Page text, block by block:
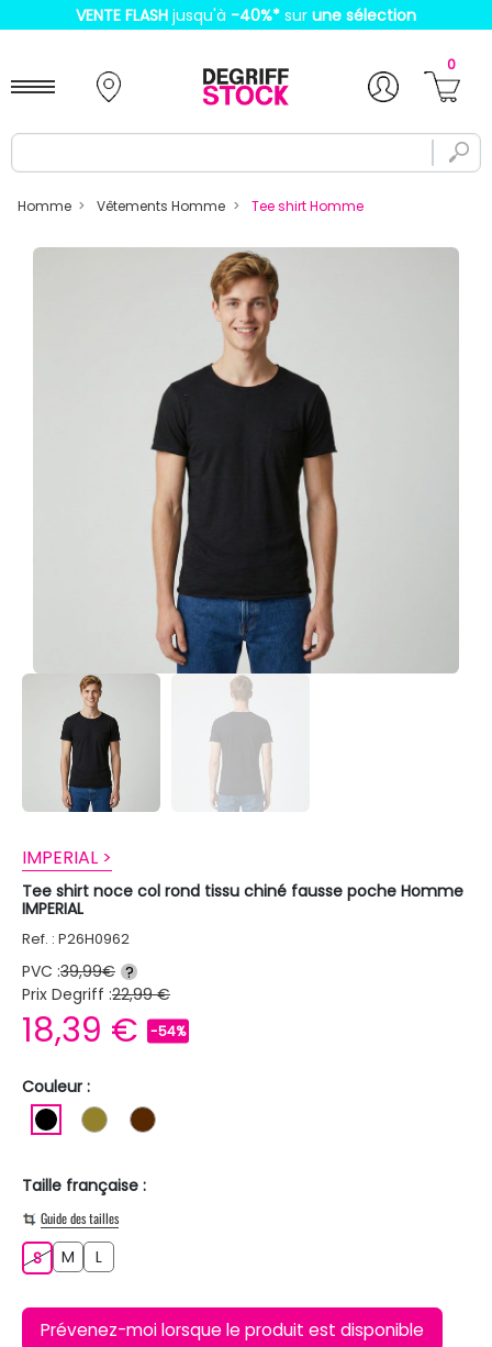
VENTE FLASH jusqu'à -40%* sur une sélection
0
Homme Vêtements Homme Tee shirt Homme
IMPERIAL >
Tee shirt noce col rond tissu chiné fausse poche Homme
IMPERIAL
Ref. : P26H0962
PVC :39,99€ ?
Prix Degriff :22,99 €
18,39 € -54%
Couleur :
NOIR KAKI MARRON
Taille française :
Guide des tailles
SS M L
Prévenez-moi lorsque le produit est disponible